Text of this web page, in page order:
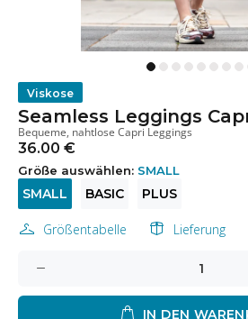
Viskose
Seamless Leggings
Bequeme, nahtlose Capri Leggings
36.00 €
Größe auswählen: SMALL
SMALL BASIC PLUS
Größentabelle Lieferung
IN DEN